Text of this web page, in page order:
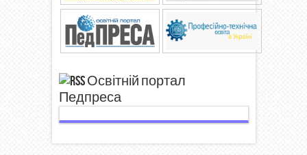
Освітній портал
Педпреса